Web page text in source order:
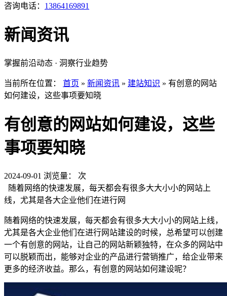
咨询电话： 13864169891
新闻资讯
掌握前沿动态 · 洞察行业趋势
当前所在位置： 首页 » 新闻资讯 » 建站知识 » 有创意的网站
如何建设，这些事项要知晓
有创意的网站如何建设，这些
事项要知晓
2024-09-01 浏览量：
次
随着网络的快速发展，每天都会有很多大大小小的网站上
线，尤其是各大企业他们在进行网
随着网络的快速发展，每天都会有很多大大小小的网站上线，
尤其是各大企业他们在进行网站建设的时候，总希望可以创建
一个有创意的网站，让自己的网站新颖独特，在众多的网站中
可以脱颖而出，能够对企业的产品进行营销推广，给企业带来
更多的经济收益。那么，有创意的网站如何建设呢？